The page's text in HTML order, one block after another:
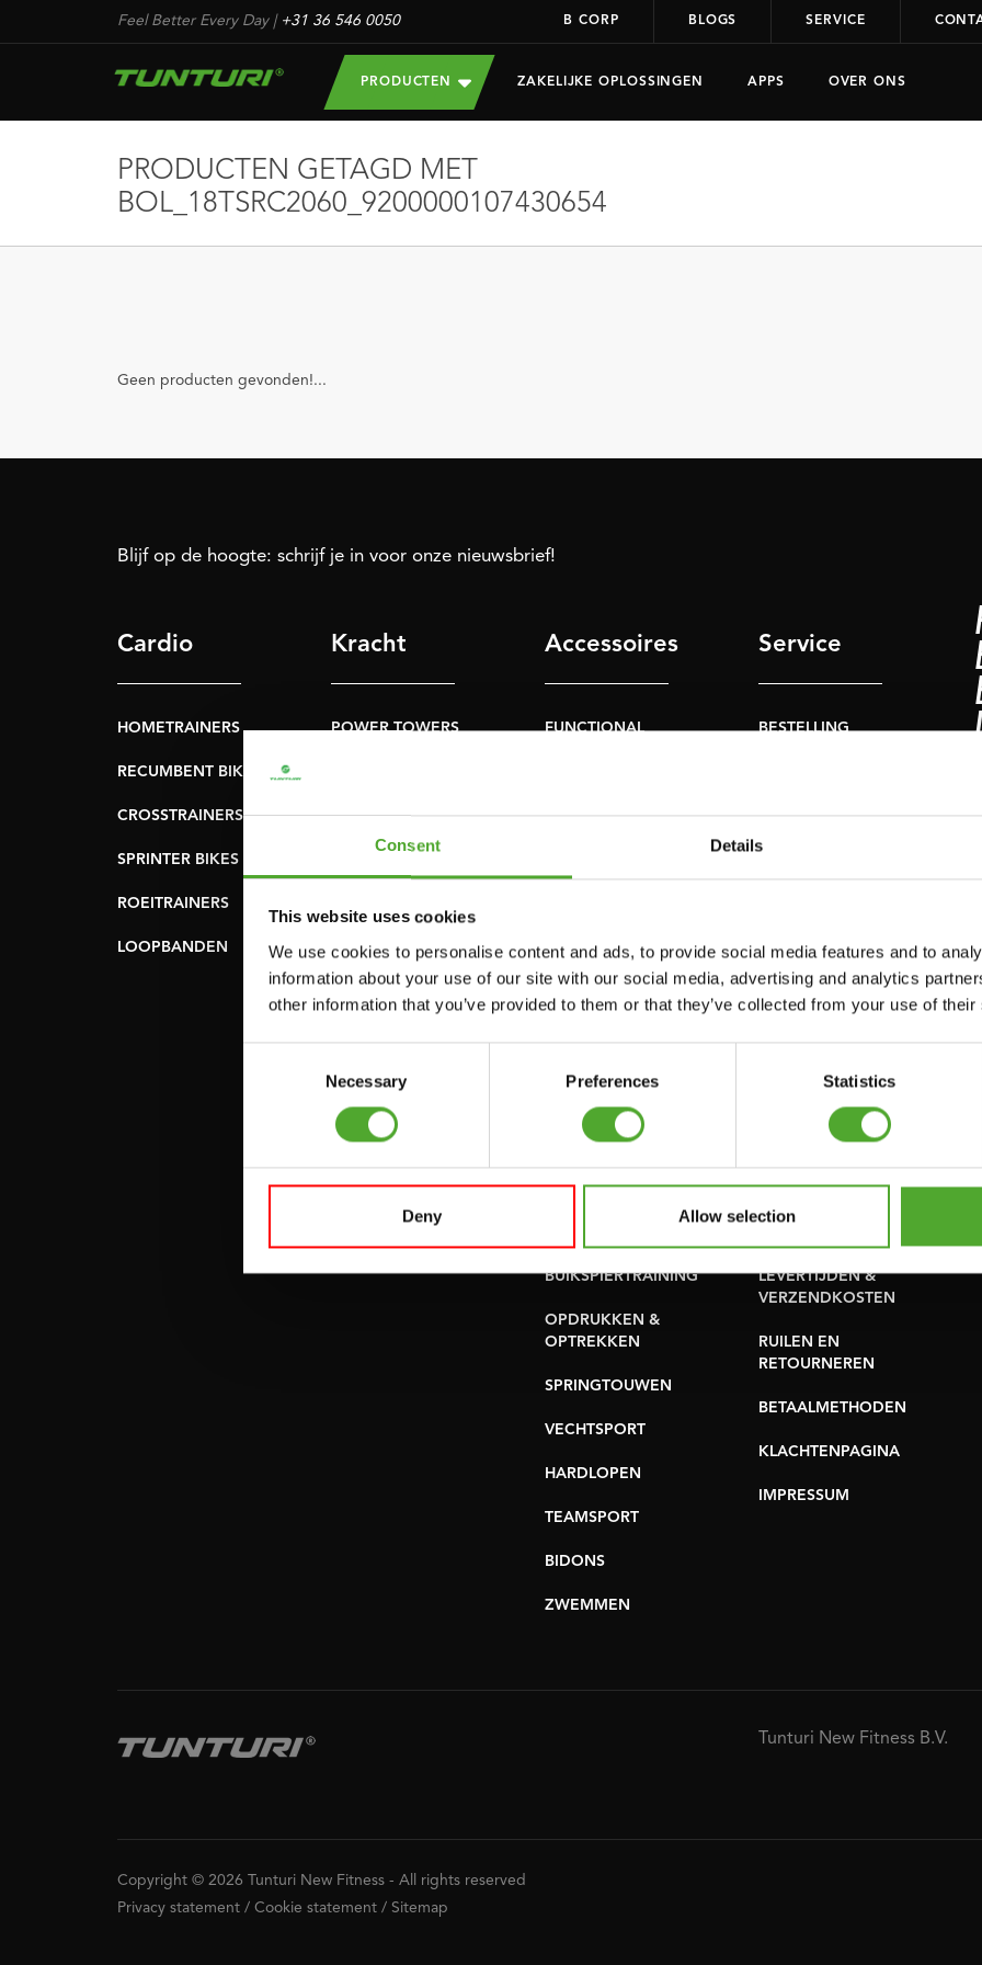
Consent Details
This website uses cookies
We use cookies to personalise content and ads, to provide social media features and to
information about your use of our site with our social media, advertising and analytics
other information that you’ve provided to them or that they’ve collected from your use of
Necessary Preferences Statistics
Deny Allow selection
Feel Better Every Day| +31 36 546 0050 B CORP BLOGS SERVICE
PRODUCTEN ZAKELIJKE OPLOSSINGEN APPS OVER ONS
PRODUCTEN GETAGD MET
BOL_18TSRC2060_9200000107430654
Geen producten gevonden!...
Blijf op de hoogte: schrijf je in voor onze nieuwsbrief!
Cardio
HOMETRAINERS
RECUMBENT BIKES
CROSSTRAINERS
SPRINTER BIKES
ROEITRAINERS
LOOPBANDEN
Kracht
POWER TOWERS
LEVERAGE GYMS
SMITH MACHINES
PULLEY STATIONS
RACKS
Accessoires
FUNCTIONAL
WEERSTANDSTRAINING
BEHENDIGHEID
GYMBALLEN
MATTEN
MINIBIKES/AEROBIC
TRAINERS
BUIKSPIERTRAINING
OPDRUKKEN &
OPTREKKEN
SPRINGTOUWEN
VECHTSPORT
HARDLOPEN
TEAMSPORT
BIDONS
ZWEMMEN
Service
BESTELLING
HUIDIGE
OUDE
PRODUCTHANDLEIDINGEN
PROBLEEM MELDEN
LEVERING
APPS
ALGEMENE
LEVERTIJDEN &
VERZENDKOSTEN
RUILEN EN
RETOURNEREN
BETAALMETHODEN
KLACHTENPAGINA
IMPRESSUM
Tunturi New Fitness B.V.
Copyright © 2026 Tunturi New Fitness - All rights reserved
Privacy statement / Cookie statement / Sitemap